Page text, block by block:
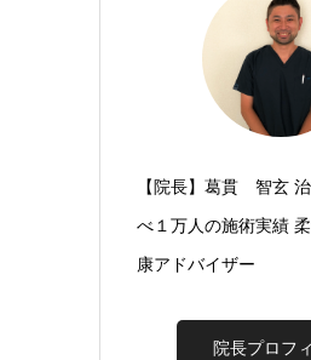
【院長】葛貫 智玄
べ１万人の施術実績
康アドバイザー
院長プロフ